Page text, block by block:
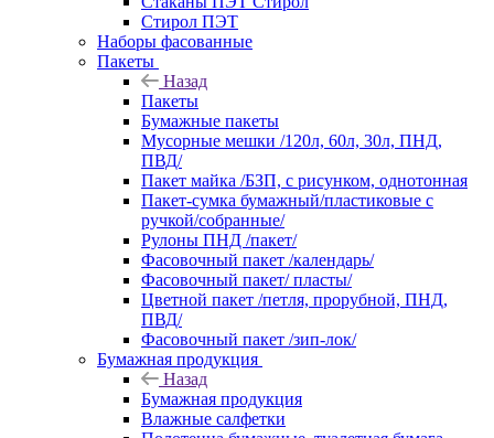
Стирол ПЭТ
Наборы фасованные
Пакеты
Назад
Пакеты
Бумажные пакеты
Мусорные мешки /120л, 60л, 30л, ПНД,
ПВД/
Пакет майка /БЗП, с рисунком, однотонная
Пакет-сумка бумажный/пластиковые с
ручкой/собранные/
Рулоны ПНД /пакет/
Фасовочный пакет /календарь/
Фасовочный пакет/ пласты/
Цветной пакет /петля, прорубной, ПНД,
ПВД/
Фасовочный пакет /зип-лок/
Бумажная продукция
Назад
Бумажная продукция
Влажные салфетки